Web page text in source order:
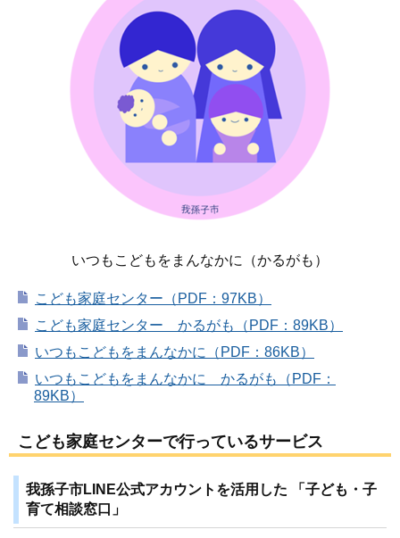
いつもこどもをまんなかに（かるがも）
こども家庭センター（PDF：97KB）
こども家庭センター かるがも（PDF：89KB）
いつもこどもをまんなかに（PDF：86KB）
いつもこどもをまんなかに かるがも（PDF：
89KB）
こども家庭センターで行っているサービス
我孫子市LINE公式アカウントを活用した 「子ども・子
育て相談窓口」